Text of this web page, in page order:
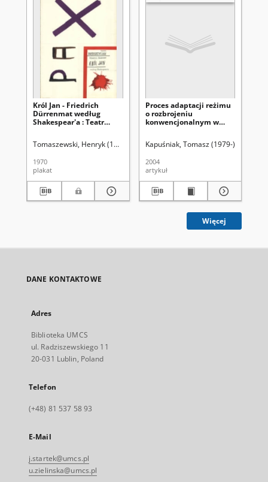
Król Jan - Friedrich
Dürrenmat według
Shakespear'a : Teatr
Tomaszewski, Henryk (1914-2005)
1970
plakat
Proces adaptacji reżimu
o rozbrojeniu
konwencjonalnym w
Kapuśniak, Tomasz (1979-)
2004
artykuł
Więcej
DANE KONTAKTOWE
Adres
Biblioteka UMCS
ul. Radziszewskiego 11
20-031 Lublin, Poland
Telefon
(+48) 81 537 58 93
E-Mail
j.startek@umcs.pl
u.zielinska@umcs.pl